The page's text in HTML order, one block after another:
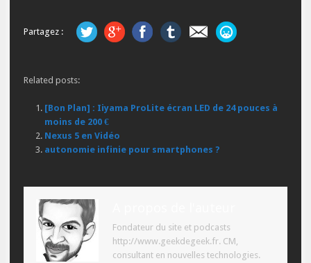
Partagez :
Related posts:
[Bon Plan] : Iiyama ProLite écran LED de 24 pouces à
moins de 200 €
Nexus 5 en Vidéo
autonomie infinie pour smartphones ?
Fondateur du site et podcasts
http://www.geekdegeek.fr. CM,
consultant en nouvelles technologies.